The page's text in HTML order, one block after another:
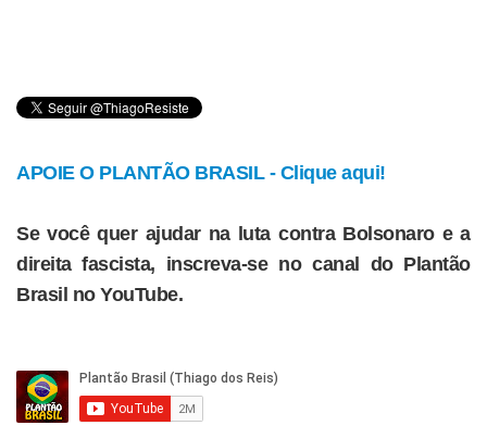
APOIE O PLANTÃO BRASIL - Clique aqui!
Se você quer ajudar na luta contra Bolsonaro e a
direita fascista, inscreva-se no canal do Plantão
Brasil no YouTube.